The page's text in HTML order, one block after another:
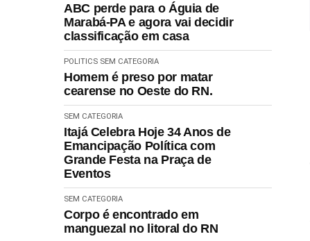
ABC perde para o Águia de
Marabá-PA e agora vai decidir
classificação em casa
POLITICS SEM CATEGORIA
Homem é preso por matar
cearense no Oeste do RN.
SEM CATEGORIA
Itajá Celebra Hoje 34 Anos de
Emancipação Política com
Grande Festa na Praça de
Eventos
SEM CATEGORIA
Corpo é encontrado em
manguezal no litoral do RN